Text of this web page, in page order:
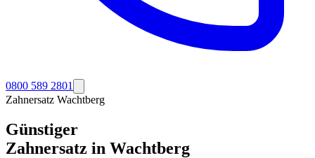
0800 589 2801
Zahnersatz Wachtberg
Günstiger
Zahnersatz in Wachtberg